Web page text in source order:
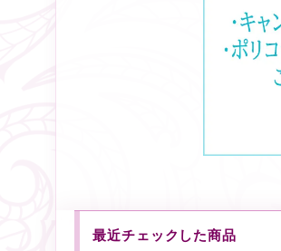
最近チェックした商品